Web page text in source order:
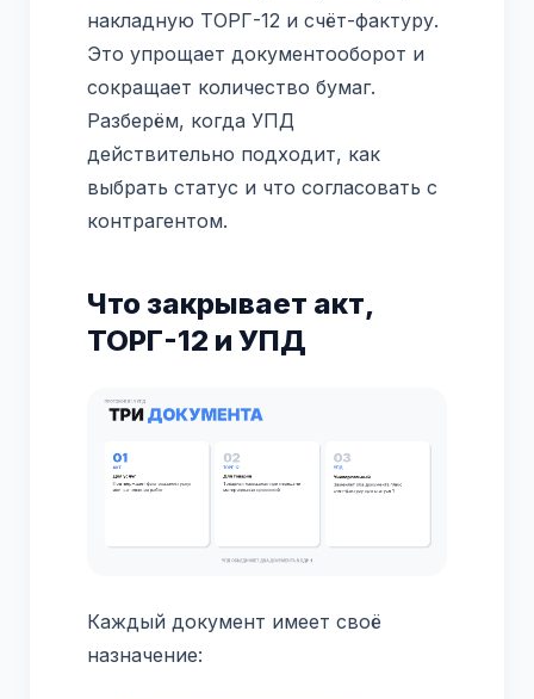
накладную ТОРГ-12 и счёт-фактуру.
Это упрощает документооборот и
сокращает количество бумаг.
Разберём, когда УПД
действительно подходит, как
выбрать статус и что согласовать с
контрагентом.
Что закрывает акт,
ТОРГ-12 и УПД
Каждый документ имеет своё
назначение: